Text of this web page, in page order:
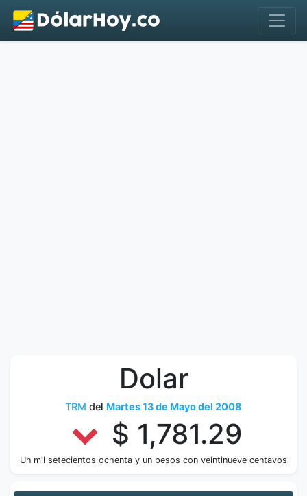
Dolar
TRM del Martes 13 de Mayo del 2008
$ 1,781.29
Un mil setecientos ochenta y un pesos con veintinueve centavos